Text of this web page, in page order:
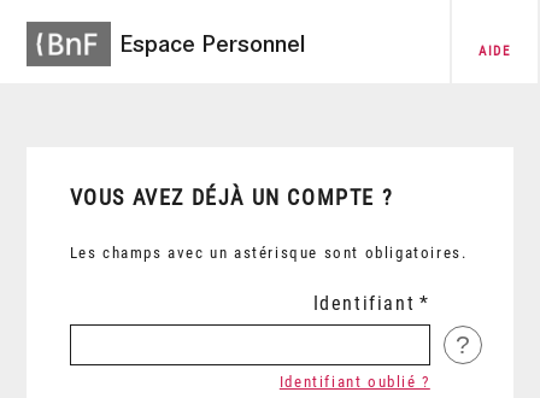
Espace Personnel AIDE
VOUS AVEZ DÉJÀ UN COMPTE ?
Les champs avec un astérisque sont obligatoires.
Identifiant
?
Identifiant oublié ?